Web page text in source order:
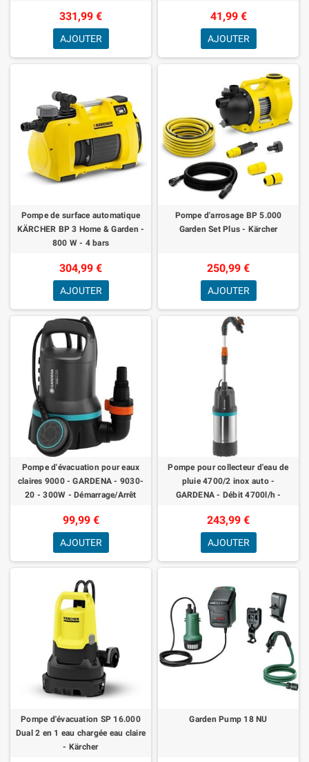
331,99 €
AJOUTER
41,99 €
AJOUTER
Pompe de surface automatique
KÄRCHER BP 3 Home & Garden -
800 W - 4 bars
304,99 €
AJOUTER
Pompe d'arrosage BP 5.000
Garden Set Plus - Kärcher
250,99 €
AJOUTER
Pompe d'évacuation pour eaux
claires 9000 - GARDENA - 9030-
20 - 300W - Démarrage/Arrêt
99,99 €
AJOUTER
Pompe pour collecteur d'eau de
pluie 4700/2 inox auto -
GARDENA - Débit 4700l/h -
243,99 €
AJOUTER
Pompe d'évacuation SP 16.000
Dual 2 en 1 eau chargée eau claire
- Kärcher
Garden Pump 18 NU